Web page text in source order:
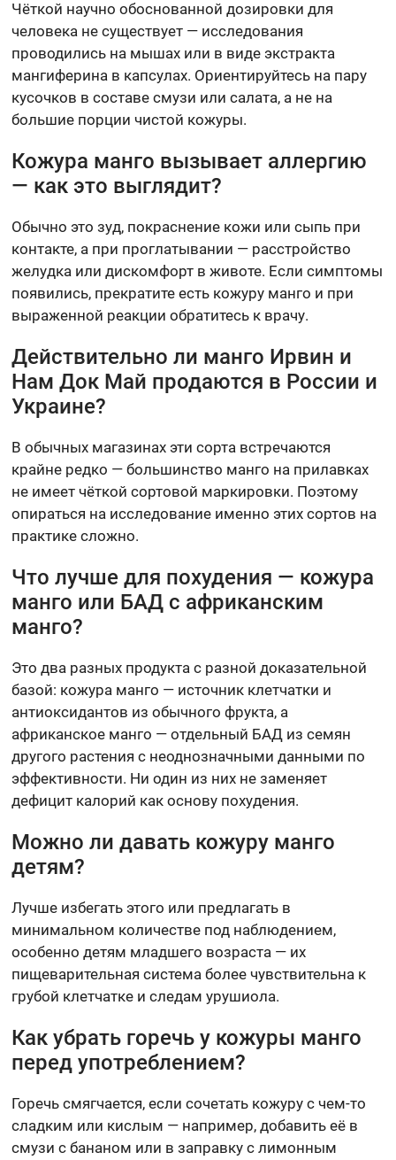
Чёткой научно обоснованной дозировки для
человека не существует — исследования
проводились на мышах или в виде экстракта
мангиферина в капсулах. Ориентируйтесь на пару
кусочков в составе смузи или салата, а не на
большие порции чистой кожуры.
Кожура манго вызывает аллергию
— как это выглядит?
Обычно это зуд, покраснение кожи или сыпь при
контакте, а при проглатывании — расстройство
желудка или дискомфорт в животе. Если симптомы
появились, прекратите есть кожуру манго и при
выраженной реакции обратитесь к врачу.
Действительно ли манго Ирвин и
Нам Док Май продаются в России и
Украине?
В обычных магазинах эти сорта встречаются
крайне редко — большинство манго на прилавках
не имеет чёткой сортовой маркировки. Поэтому
опираться на исследование именно этих сортов на
практике сложно.
Что лучше для похудения — кожура
манго или БАД с африканским
манго?
Это два разных продукта с разной доказательной
базой: кожура манго — источник клетчатки и
антиоксидантов из обычного фрукта, а
африканское манго — отдельный БАД из семян
другого растения с неоднозначными данными по
эффективности. Ни один из них не заменяет
дефицит калорий как основу похудения.
Можно ли давать кожуру манго
детям?
Лучше избегать этого или предлагать в
минимальном количестве под наблюдением,
особенно детям младшего возраста — их
пищеварительная система более чувствительна к
грубой клетчатке и следам урушиола.
Как убрать горечь у кожуры манго
перед употреблением?
Горечь смягчается, если сочетать кожуру с чем-то
сладким или кислым — например, добавить её в
смузи с бананом или в заправку с лимонным